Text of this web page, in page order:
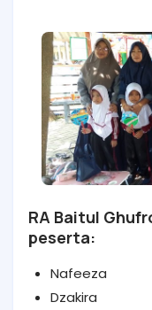
RA Baitul
peserta:
Nafeeza
Dzakira